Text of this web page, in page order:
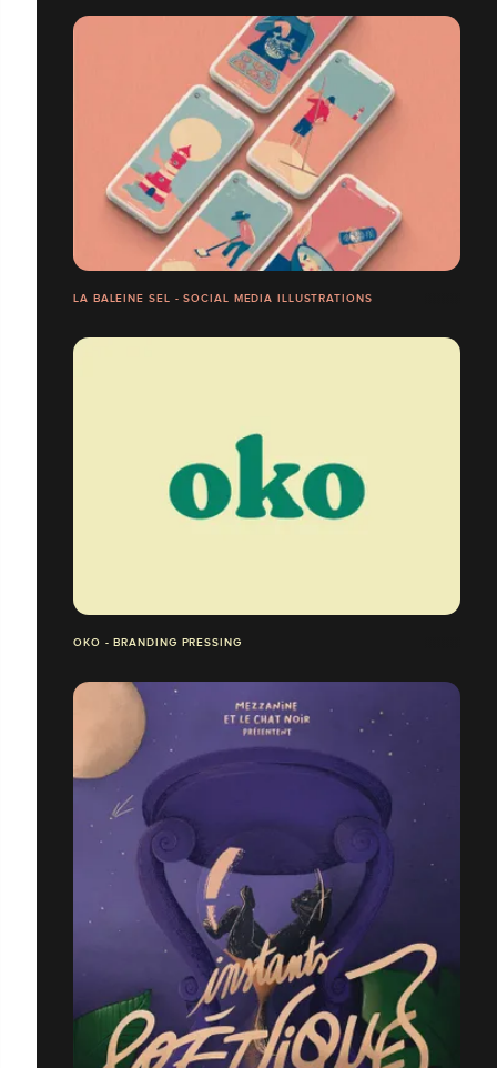
LA BALEINE SEL - SOCIAL MEDIA ILLUSTRATIONS
OKO - BRANDING PRESSING